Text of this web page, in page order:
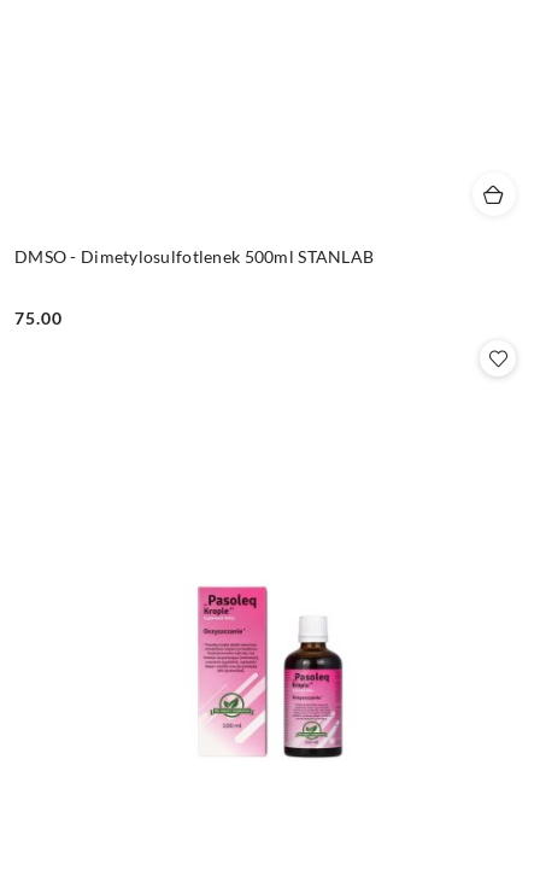
DMSO - Dimetylosulfotlenek 500ml STANLAB
Cena:
75.00